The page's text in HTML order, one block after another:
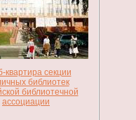
квартира секции
библиотек
библиотечной
ассоциации